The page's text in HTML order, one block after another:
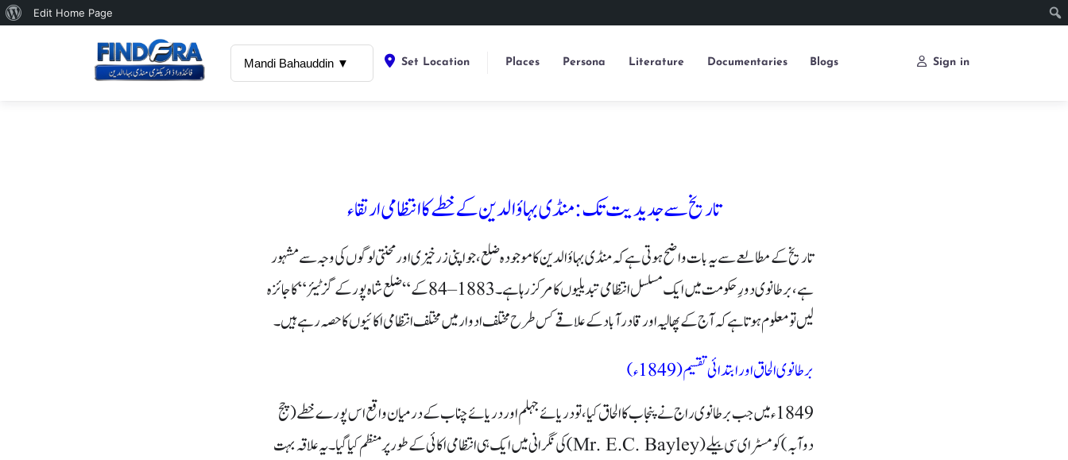
About
Edit Home Page
Mandi Bahauddin ▼ Set Location Places Persona Literature Documentaries Blogs Sign in
تاریخ سے جدیدیت تک: منڈی بہاؤالدین کے خطے کا انتظامی ارتقاء
تاریخ کے مطالعے سے یہ بات واضح ہوتی ہے کہ منڈی بہاؤالدین کا موجودہ ضلع، جو اپنی زرخیزی اور محنتی لوگوں کی وجہ سے مشہور
ہے، برطانوی دورِ حکومت میں ایک مسلسل انتظامی تبدیلیوں کا مرکز رہا ہے۔ 1883
–84 کے “ضلع شاہ پور کے گزٹیئر“کا جائزہ
لیں تو معلوم ہوتا ہے کہ آج کے پھالیہ اور قادر آباد کے علاقے کس طرح مختلف ادوار میں مختلف انتظامی اکائیوں کا حصہ رہے ہیں۔
برطانوی الحاق اور ابتدائی تقسیم(1849ء )
1849ء میں جب برطانوی راج نے پنجاب کا الحاق کیا، تو دریائے جہلم اور دریائے چناب کے درمیان واقع اس پورے خطے
(چج
دوآبہ)کو مسٹر ای سی بیلے(Mr. E.C. Bayley)
کی نگرانی میں ایک ہی انتظامی اکائی کے طور پر منظم کیا گیا۔ یہ علاقہ بہت